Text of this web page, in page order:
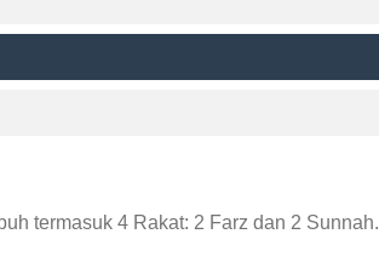
termasuk 4 Rakat: 2 Farz dan 2 Sunnah.